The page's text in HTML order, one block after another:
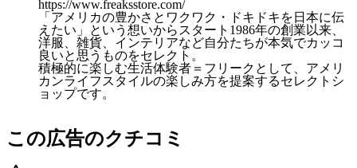
https://www.freaksstore.com/
「アメリカの豊かさとワクワク・ドキドキを日本に伝
えたい」という想いからスタート1986年の創業以来、
洋服、雑貨、インテリアなど自分たちが本気でカッコ
良いと思うものをセレクト。
積極的に楽しむ生活体験者＝フリークとして、アメリ
カンライフスタイルの楽しみ方を提案するセレクトシ
ョップです。
この広告のクチコミ